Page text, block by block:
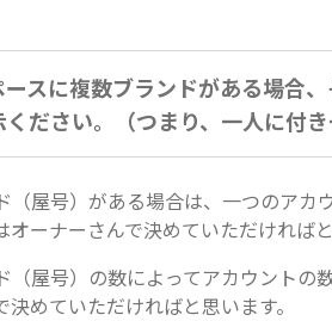
ースに複数ブランドがある場合
ださい。（つまり、一人に付
（屋号）がある場合は、一つのアカ
オーナーさんで決めていただければと
（屋号）の数によってアカウントの
決めていただければと思います。